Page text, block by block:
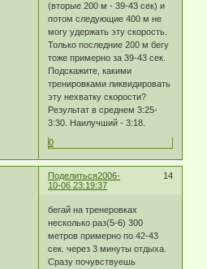
(вторые 200 м - 39-43 сек) и
потом следующие 400 м не
могу удержать эту скорость.
Только последние 200 м бегу
тоже примерно за 39-43 сек.
Подскажите, какими
тренировками ликвидировать
эту нехватку скорости?
Результат в среднем 3:25-
3:30. Наилучший - 3:18.
0
Поделиться 14
2006-
10-06 23:19:37
бегай на тренеровках
несколько раз(5-6) 300
метров примерно по 42-43
сек. через 3 минуты отдыха.
Сразу почувствуешь